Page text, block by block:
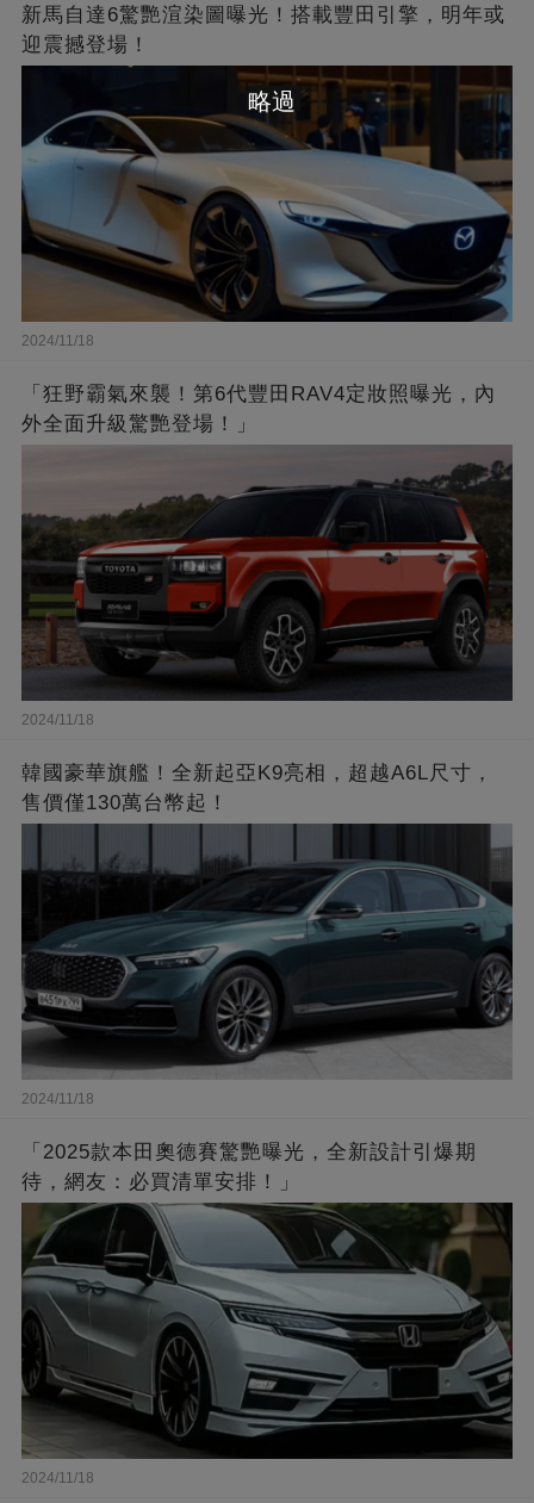
新馬自達6驚艷渲染圖曝光！搭載豐田引擎，明年或
迎震撼登場！
2024/11/18
「狂野霸氣來襲！第6代豐田RAV4定妝照曝光，內
外全面升級驚艷登場！」
2024/11/18
韓國豪華旗艦！全新起亞K9亮相，超越A6L尺寸，
售價僅130萬台幣起！
2024/11/18
「2025款本田奧德賽驚艷曝光，全新設計引爆期
待，網友：必買清單安排！」
2024/11/18
略過